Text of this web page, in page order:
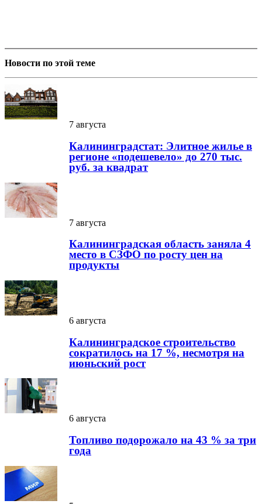
Новости по этой теме
7 августа
Калининградстат: Элитное жилье в
регионе «подешевело» до 270 тыс.
руб. за квадрат
7 августа
Калининградская область заняла 4
место в СЗФО по росту цен на
продукты
6 августа
Калининградское строительство
сократилось на 17 %, несмотря на
июньский рост
6 августа
Топливо подорожало на 43 % за три
года